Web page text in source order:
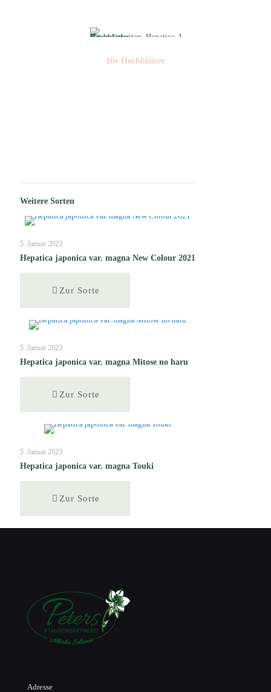
Die Hochblätter
Weitere Sorten
5. Januar 2023
Hepatica japonica var. magna New Colour 2021
Zur Sorte
5. Januar 2023
Hepatica japonica var. magna Mitose no haru
Zur Sorte
5. Januar 2023
Hepatica japonica var. magna Touki
Zur Sorte
Adresse